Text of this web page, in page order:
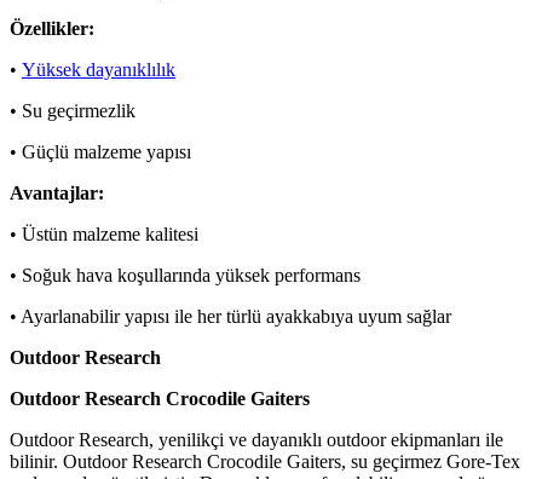
Özellikler:
• Yüksek dayanıklılık
• Su geçirmezlik
• Güçlü malzeme yapısı
Avantajlar:
• Üstün malzeme kalitesi
• Soğuk hava koşullarında yüksek performans
• Ayarlanabilir yapısı ile her türlü ayakkabıya uyum sağlar
Outdoor Research
Outdoor Research Crocodile Gaiters
Outdoor Research, yenilikçi ve dayanıklı outdoor ekipmanları ile
bilinir. Outdoor Research Crocodile Gaiters, su geçirmez Gore-Tex